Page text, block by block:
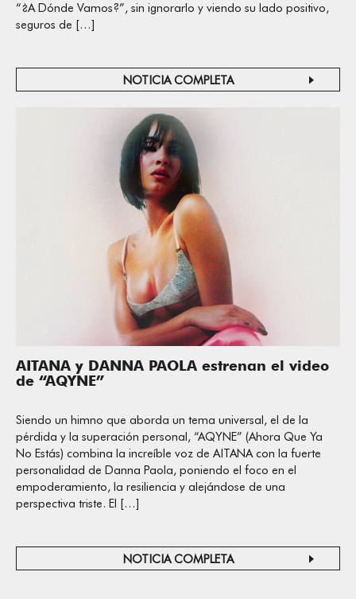
“¿A Dónde Vamos?”, sin ignorarlo y viendo su lado positivo,
seguros de […]
NOTICIA COMPLETA
AITANA y DANNA PAOLA estrenan el video
de “AQYNE”
Siendo un himno que aborda un tema universal, el de la
pérdida y la superación personal, “AQYNE” (Ahora Que Ya
No Estás) combina la increíble voz de AITANA con la fuerte
personalidad de Danna Paola, poniendo el foco en el
empoderamiento, la resiliencia y alejándose de una
perspectiva triste. El […]
NOTICIA COMPLETA